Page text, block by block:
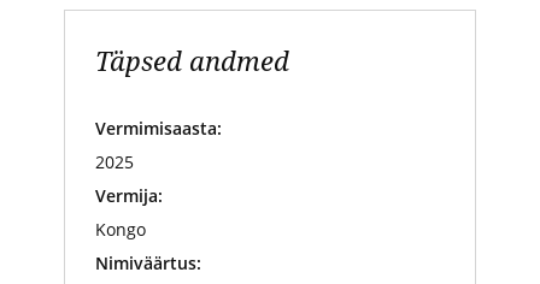
Täpsed andmed
Vermimisaasta:
2025
Vermija:
Kongo
Nimiväärtus: